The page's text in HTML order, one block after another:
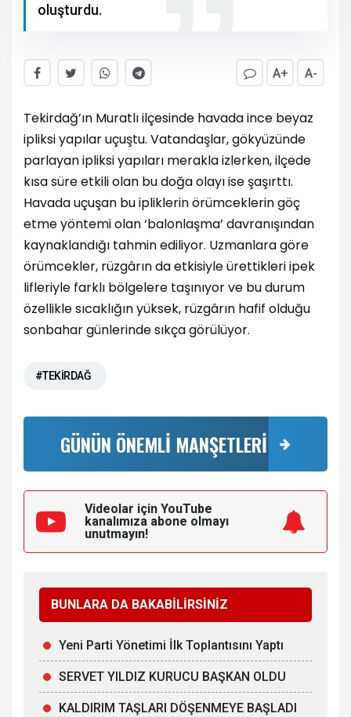
oluşturdu.
A+ A-
Tekirdağ’ın Muratlı ilçesinde havada ince beyaz
ipliksi yapılar uçuştu. Vatandaşlar, gökyüzünde
parlayan ipliksi yapıları merakla izlerken, ilçede
kısa süre etkili olan bu doğa olayı ise şaşırttı.
Havada uçuşan bu ipliklerin örümceklerin göç
etme yöntemi olan ‘balonlaşma’ davranışından
kaynaklandığı tahmin ediliyor. Uzmanlara göre
örümcekler, rüzgârın da etkisiyle ürettikleri ipek
lifleriyle farklı bölgelere taşınıyor ve bu durum
özellikle sıcaklığın yüksek, rüzgârın hafif olduğu
sonbahar günlerinde sıkça görülüyor.
#TEKİRDAĞ
GÜNÜN ÖNEMLİ MANŞETLERİ
Videolar için YouTube
kanalımıza abone olmayı
unutmayın!
BUNLARA DA BAKABİLİRSİNİZ
Yeni Parti Yönetimi İlk Toplantısını Yaptı
SERVET YILDIZ KURUCU BAŞKAN OLDU
KALDIRIM TAŞLARI DÖŞENMEYE BAŞLADI